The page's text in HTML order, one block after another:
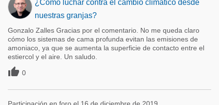
¿Como luchar contra el cambio climático desde
nuestras granjas?
Gonzalo Zalles Gracias por el comentario. No me queda claro
cómo los sistemas de cama profunda evitan las emisiones de
amoniaco, ya que se aumenta la superficie de contacto entre el
estiercol y el aire. Un saludo.
 0